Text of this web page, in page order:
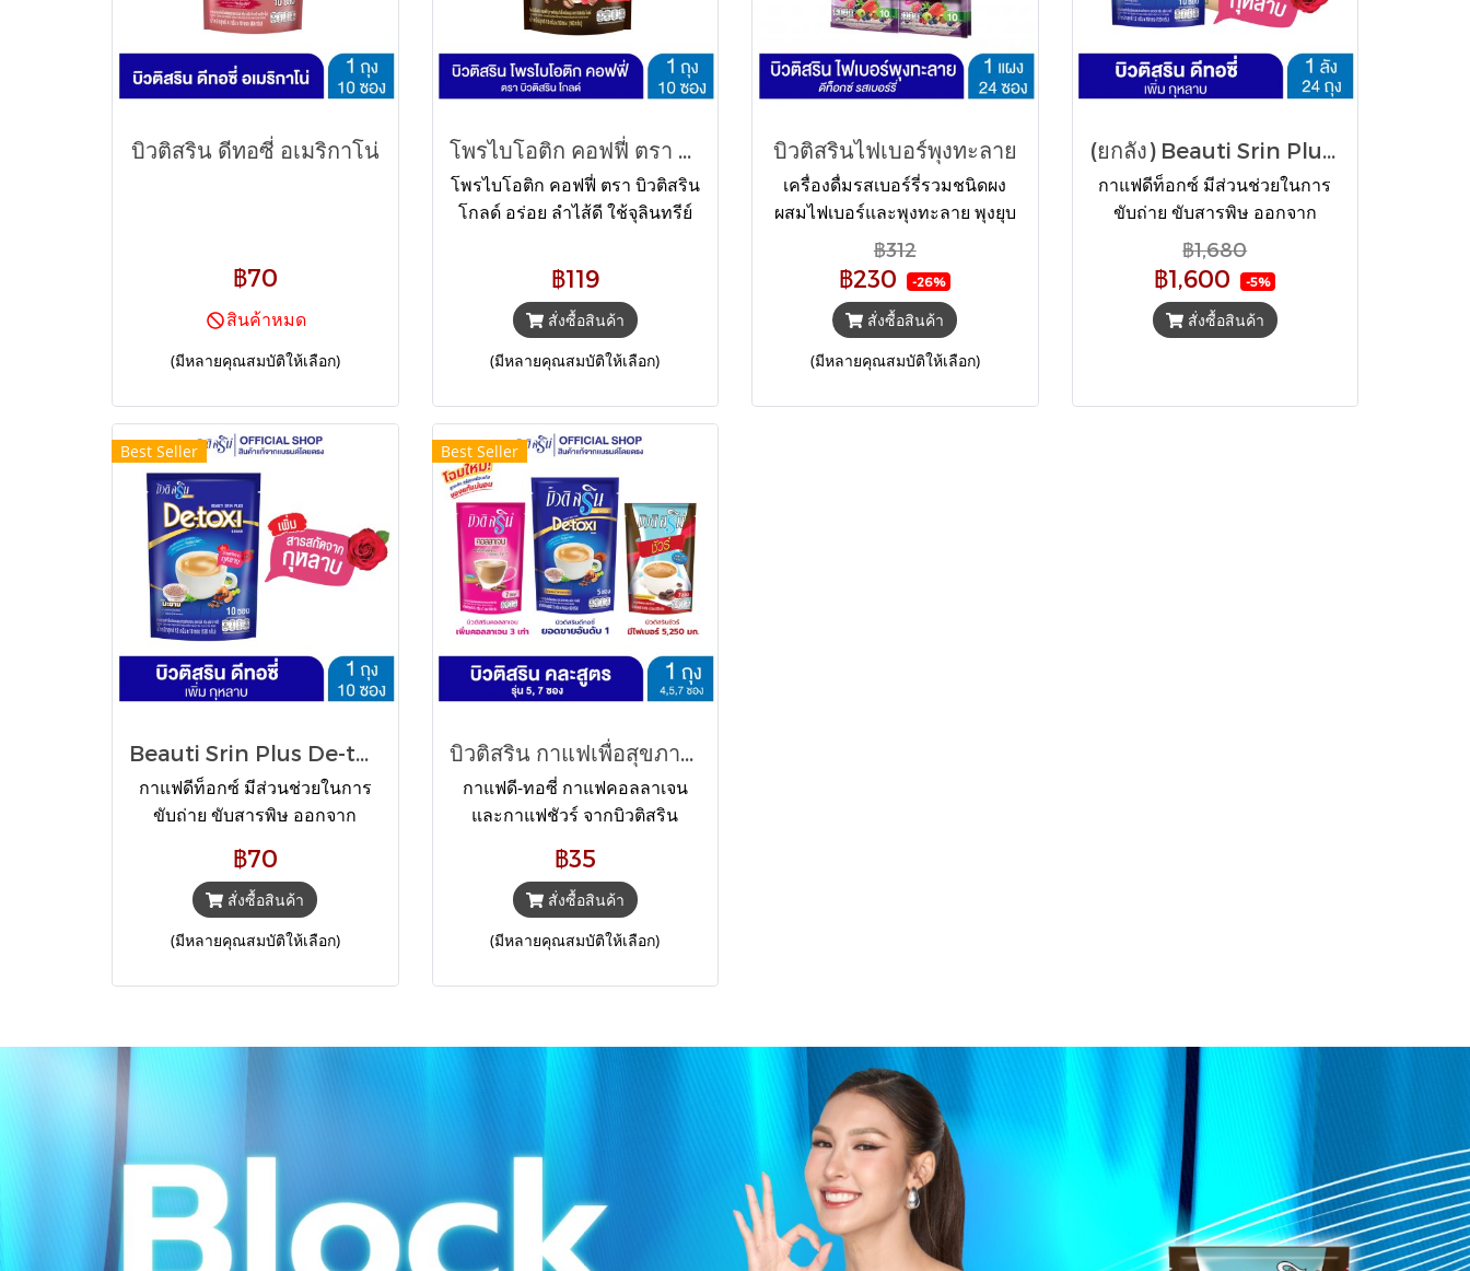
บิวติสริน ดีทอซี่ อเมริกาโน่
฿70
สินค้าหมด
(มีหลายคุณสมบัติให้เลือก)
โพรไบโอติก คอฟฟี่ ตรา บิวติสริน โกลด์
โพรไบโอติก คอฟฟี่ ตรา บิวติสริน
โกลด์ อร่อย ลำไส้ดี ใช้จุลินทรีย์
สารสกัดจากหญ้าหวาน ไขมันต่ำ
ดีต่อสุขภาพ
฿119
สั่งซื้อสินค้า
(มีหลายคุณสมบัติให้เลือก)
บิวติสรินไฟเบอร์พุงทะลาย
เครื่องดื่มรสเบอร์รี่รวมชนิดผง
ผสมไฟเบอร์และพุงทะลาย พุงยุบ
ขับถ่ายดี ไม่ปวดบิด อร่อย หอม
เบอร์รี่ ดื่มได้ทุกวัน ไม่มีน้ำตาล
ทราย
฿312
฿230 -26%
สั่งซื้อสินค้า
(มีหลายคุณสมบัติให้เลือก)
(ยกลัง) Beauti Srin Plus De-toxi กาแฟบิวติสริน พลัส ดี-ทอซี่ 1x24
กาแฟดีท็อกซ์ มีส่วนช่วยในการ
ขับถ่าย ขับสารพิษ ออกจาก
ร่างกาย ดื่มง่าย กลิ่นสมุนไพร ไม่
หวานมาก ดื่มเพียงวันละ 1 ซอง
ก่อนอาหารเช้า 1 ถุง บรรจุ 10
ซอง ราคา 70 บาท มีส่วนช่วยให้
ส่วนช่วยปรับลำไส้สำหรับผู้ที่มี
฿1,680
฿1,600 -5%
สั่งซื้อสินค้า
Best Seller
Beauti Srin Plus De-toxi กาแฟบิวติสริน พลัส ดี-ทอซี่
กาแฟดีท็อกซ์ มีส่วนช่วยในการ
ขับถ่าย ขับสารพิษ ออกจาก
ร่างกาย ดื่มง่าย กลิ่นสมุนไพร ไม่
หวานมาก ดื่มเพียงวันละ 1 ซอง
ก่อนอาหารเช้า 1 ถุง บรรจุ 10
ซอง ราคา 70 บาท มีส่วนช่วยให้
ขับถ่ายโดยธรรมชาติ ไม่ปวดท้อง
฿70
สั่งซื้อสินค้า
(มีหลายคุณสมบัติให้เลือก)
Best Seller
บิวติสริน กาแฟเพื่อสุขภาพ ยอดขายอันดับ 1
กาแฟดี-ทอซี่ กาแฟคอลลาเจน
และกาแฟชัวร์ จากบิวติสริน
กาแฟ 3 สูตร สุดฮิต ขายดีที่สุดใน
7-11 ในราคาเพียงถุงละ 35 บาท
กาแฟดีท็อกซ์
฿35
สั่งซื้อสินค้า
(มีหลายคุณสมบัติให้เลือก)